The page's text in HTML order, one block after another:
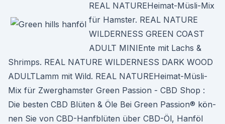
REAL NATUREHeimat-Müsli-Mix
für Hamster. REAL NATURE
WILDERNESS GREEN COAST
ADULT MINIEnte mit Lachs &
Shrimps. REAL NATURE WILDERNESS DARK WOOD
ADULTLamm mit Wild. REAL NATUREHeimat-Müsli-
Mix für Zwerghamster Green Passion - CBD Shop :
Die besten CBD Blüten & Öle Bei Green Pas­sion® kön­
nen Sie von CBD-Hanf­blüten über CBD-Öl, Han­föl